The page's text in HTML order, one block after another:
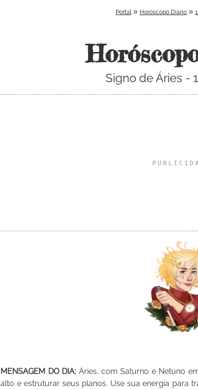
Portal » Horoscopo Diario »
Signo de Áries -
MENSAGEM DO DIA: Áries, com Saturno e Netuno
alto e estruturar seus planos. Use sua energia para